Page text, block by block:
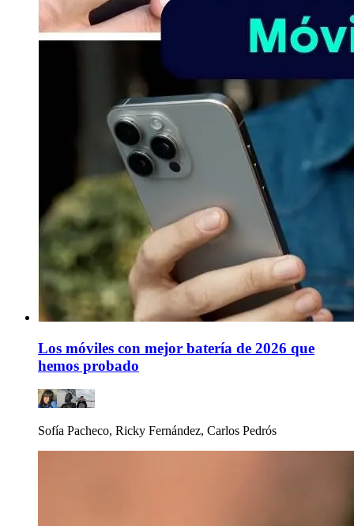
Los móviles con mejor batería de 2026 que
hemos probado
Sofía Pacheco, Ricky Fernández, Carlos Pedrós